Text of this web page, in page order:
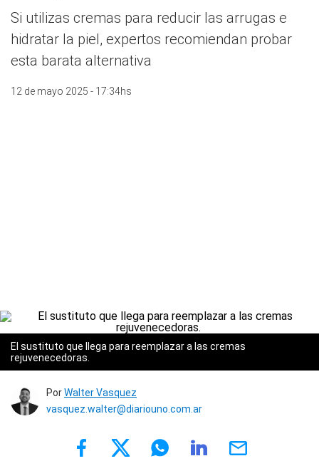
Si utilizas cremas para reducir las arrugas e
hidratar la piel, expertos recomiendan probar
esta barata alternativa
12 de mayo 2025 - 17:34hs
El sustituto que llega para reemplazar a las cremas
rejuvenecedoras.
PorWalter Vasquez
vasquez.walter@diariouno.com.ar